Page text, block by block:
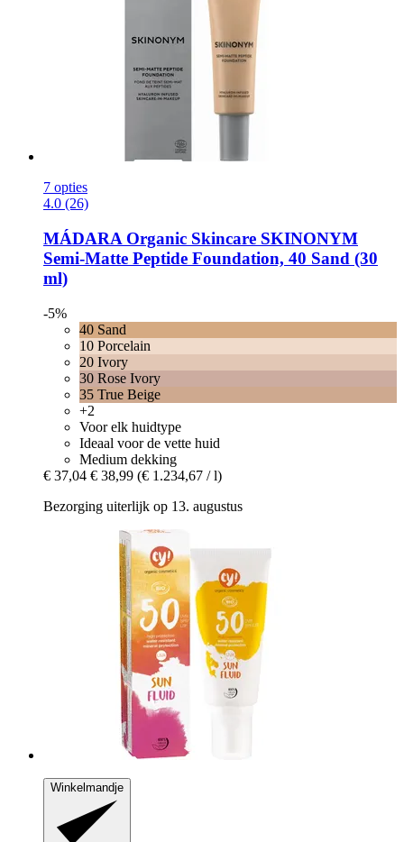
7 opties
4.0 (26)
MÁDARA Organic Skincare SKINONYM
Semi-​Matte Peptide Foundation, 40 Sand (30
ml)
-5%
40 Sand
10 Porcelain
20 Ivory
30 Rose Ivory
35 True Beige
+2
Voor elk huidtype
Ideaal voor de vette huid
Medium dekking
€ 37,04 € 38,99 (€ 1.234,67 / l)
Bezorging uiterlijk op 13. augustus
Winkelmandje